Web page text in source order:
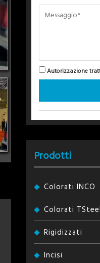
Autorizzazione
Prodotti
Colorati INCO
Colorati TSteel
Rigidizzati
Incisi